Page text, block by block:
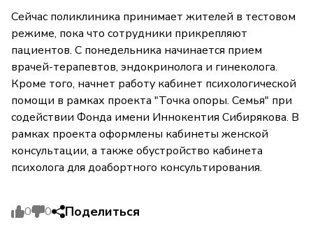
Сейчас поликлиника принимает жителей в тестовом
режиме, пока что сотрудники прикрепляют
пациентов. С понедельника начинается прием
врачей-терапевтов, эндокринолога и гинеколога.
Кроме того, начнет работу кабинет психологической
помощи в рамках проекта "Точка опоры. Семья" при
содействии Фонда имени Иннокентия Сибирякова. В
рамках проекта оформлены кабинеты женской
консультации, а также обустройство кабинета
психолога для доабортного консультирования.
0 0 Поделиться